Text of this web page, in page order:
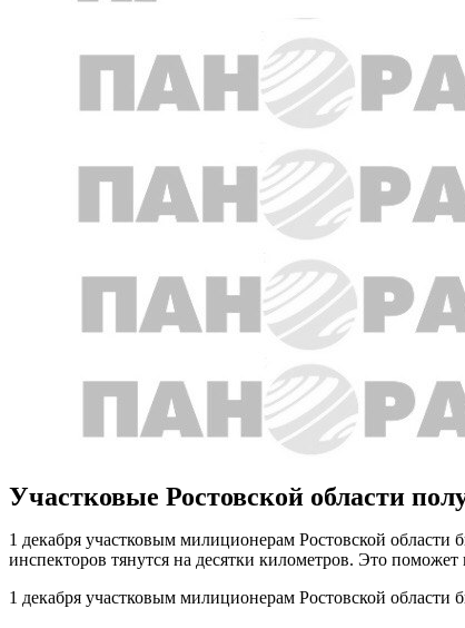
Участковые Ростовской области
1 декабря участковым милиционерам Ростовской области
инспекторов тянутся на десятки километров. Это
1 декабря участковым милиционерам Ростовской